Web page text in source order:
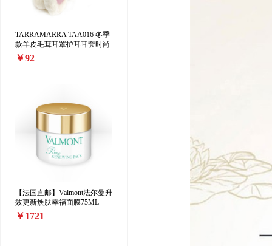
TARRAMARRA TAA016 冬季
款羊皮毛茸耳罩护耳耳套时尚
可爱保暖
￥92
【法国直邮】Valmont法尔曼升
效更新焕肤幸福面膜75ML
￥1721